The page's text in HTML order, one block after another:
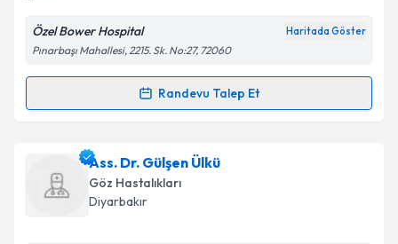
Kişisel verilerimin işlenmesine ilişkin
Aydınlatma
Metni'ni okudum ve kişisel verilerimin belirtilen
kapsamda işlenmesini kabul ediyorum.
Özel Bower Hospital Haritada Göster
Pınarbaşı Mahallesi, 2215. Sk. No:27, 72060
Randevu Talep Et
Randevu Takvimi Talebi
Doç. Dr. Fatih Mehmet Türkcü
talebi oluşturun. Size bu uzmandan randevu almanız
için bir takvim hazırlandığında e-posta ile
bilgilendireceğiz.
Ass. Dr. Gülşen Ülkü
Göz Hastalıkları
Diyarbakır